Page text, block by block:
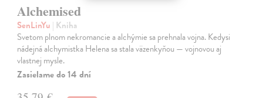
Alchemised
SenLinYu | Kniha
Svetom plnom nekromancie a alchýmie sa prehnala vojna. Kedysi
nádejná alchymistka Helena sa stala väzenkyňou — vojnovou aj
vlastnej mysle.
Zasielame do 14 dní